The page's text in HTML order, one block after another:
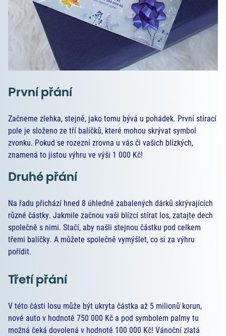
První přání
Začneme zlehka, stejně, jako tomu bývá u pohádek. První stírací
pole je složeno ze tří balíčků, které mohou skrývat symbol
zvonku. Pokud se rozezní zrovna u vás či vašich blízkých,
znamená to jistou výhru ve výši 1 000 Kč!
Druhé přání
Na řadu přichází hned 8 úhledně zabalených dárků skrývajících
různé částky. Jakmile začnou vaši blízcí stírat los, zatajte dech
společně s nimi. Stačí, aby našli stejnou částku pod celkem
třemi balíčky. A můžete společně vymýšlet, co si za výhru
pořídit.
Třetí přání
V této části losu může být ukryta částka až 5 milionů korun,
nové auto v hodnotě 750 000 Kč a pod symbolem palmy tu
možná čeká dovolená v hodnotě 100 000 Kč! Vánoční zlatá